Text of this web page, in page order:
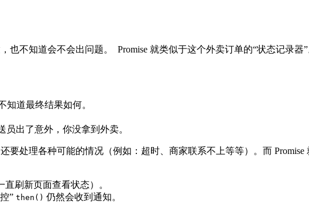
不知道会不会出问题。 Promise 就类似于这个外卖订单的“状态记录器
知道最终结果如何。
出了意外，你没拿到外卖。
处理各种可能的情况（例如：超时、商家联系不上等等）。而
刷新页面查看状态）。
” then() 仍然会收到通知。